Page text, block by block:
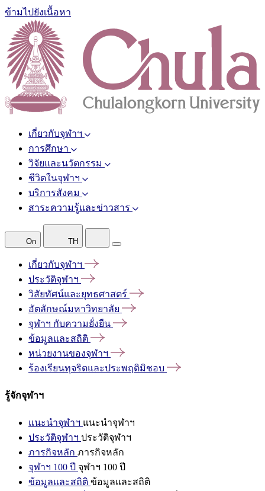
ข้ามไปยังเนื้อหา
เกี่ยวกับจุฬาฯ
การศึกษา
วิจัยและนวัตกรรม
ชีวิตในจุฬาฯ
บริการสังคม
สาระความรู้และข่าวสาร
On TH
เกี่ยวกับจุฬาฯ
ประวัติจุฬาฯ
วิสัยทัศน์และยุทธศาสตร์
อัตลักษณ์มหาวิทยาลัย
จุฬาฯ กับความยั่งยืน
ข้อมูลและสถิติ
หน่วยงานของจุฬาฯ
ร้องเรียนทุจริตและประพฤติมิชอบ
รู้จักจุฬาฯ
แนะนำจุฬาฯ แนะนำจุฬาฯ
ประวัติจุฬาฯ ประวัติจุฬาฯ
ภารกิจหลัก ภารกิจหลัก
จุฬาฯ 100 ปี จุฬาฯ 100 ปี
ข้อมูลและสถิติ ข้อมูลและสถิติ